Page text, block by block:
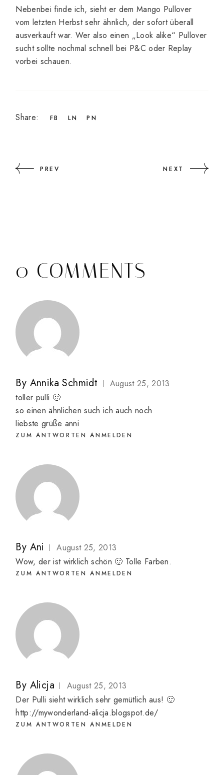
Nebenbei finde ich, sieht er dem Mango Pullover
vom letzten Herbst sehr ähnlich, der sofort überall
ausverkauft war. Wer also einen „Look alike“ Pullover
sucht sollte nochmal schnell bei P&C oder Replay
vorbei schauen.
Share: FB LN PN
PREV NEXT
0 COMMENTS
By Annika Schmidt
August 25, 2013
toller pulli 🙂
so einen ähnlichen such ich auch noch
liebste grüße anni
ZUM ANTWORTEN ANMELDEN
By Ani
August 25, 2013
Wow, der ist wirklich schön 🙂 Tolle Farben.
ZUM ANTWORTEN ANMELDEN
By Alicja
August 25, 2013
Der Pulli sieht wirklich sehr gemütlich aus! 🙂
http://mywonderland-alicja.blogspot.de/
ZUM ANTWORTEN ANMELDEN